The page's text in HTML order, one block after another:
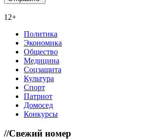
12+
Политика
Экономика
Общество
Медицина
Соцзащита
Культура
Спорт
Патриот
Домосед
Конкурсы
//Свежий номер